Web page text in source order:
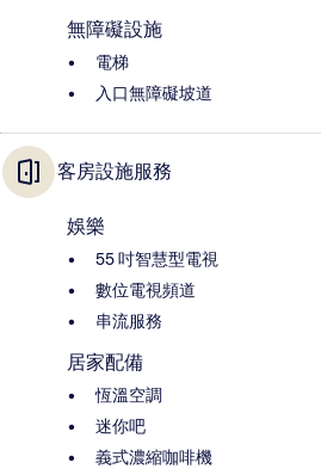
無障礙設施
電梯
入口無障礙坡道
客房設施服務
娛樂
55 吋智慧型電視
數位電視頻道
串流服務
居家配備
恆溫空調
迷你吧
義式濃縮咖啡機